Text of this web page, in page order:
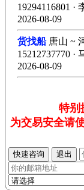
19294116801 ·
2026-08-09
货找船唐山 ~
15212737770 ·
2026-08-09
特别
为交易安全请